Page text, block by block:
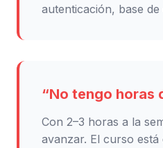
autenticación, base
“No tengo horas
Con 2–3 horas a la
avanzar. El curso está